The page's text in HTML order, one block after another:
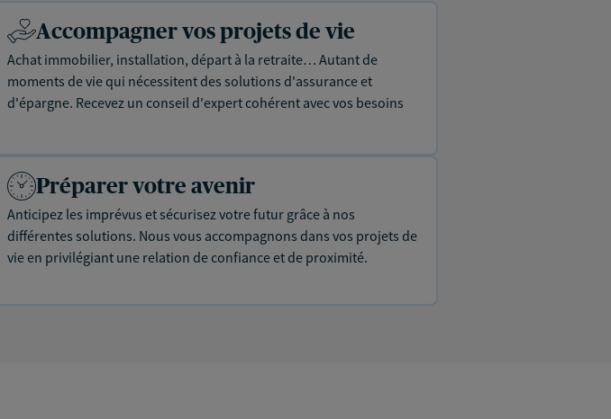
Accompagner vos projets de vie
Achat immobilier, installation, départ à la retraite… Autant de
moments de vie qui nécessitent des solutions d'assurance et
d'épargne. Recevez un conseil d'expert cohérent avec vos besoins
Préparer votre avenir
Anticipez les imprévus et sécurisez votre futur grâce à nos
différentes solutions. Nous vous accompagnons dans vos projets de
vie en privilégiant une relation de confiance et de proximité.